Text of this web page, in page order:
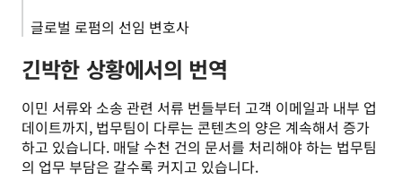
글로벌 로펌의 선임 변호사
긴박한 상황에서의 번역
이민 서류와 소송 관련 서류 번들부터 고객 이메일과 내부 업
데이트까지, 법무팀이 다루는 콘텐츠의 양은 계속해서 증가
하고 있습니다. 매달 수천 건의 문서를 처리해야 하는 법무팀
의 업무 부담은 갈수록 커지고 있습니다.